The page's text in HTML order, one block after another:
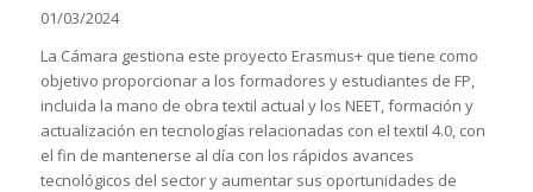
01/03/2024
La Cámara gestiona este proyecto Erasmus+ que tiene como
objetivo proporcionar a los formadores y estudiantes de FP,
incluida la mano de obra textil actual y los NEET, formación y
actualización en tecnologías relacionadas con el textil 4.0, con
el fin de mantenerse al día con los rápidos avances
tecnológicos del sector y aumentar sus oportunidades de